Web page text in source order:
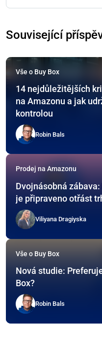
Související
Vše o Buy Box
14 nejdůležitějších
na Amazonu a jak
kontrolou
Robin Bals
Prodej na Amazonu
Dvojnásobná
je připraveno otřást
Viliyana Dragiyska
Vše o Buy Box
Nová studie:
Box?
Robin Bals